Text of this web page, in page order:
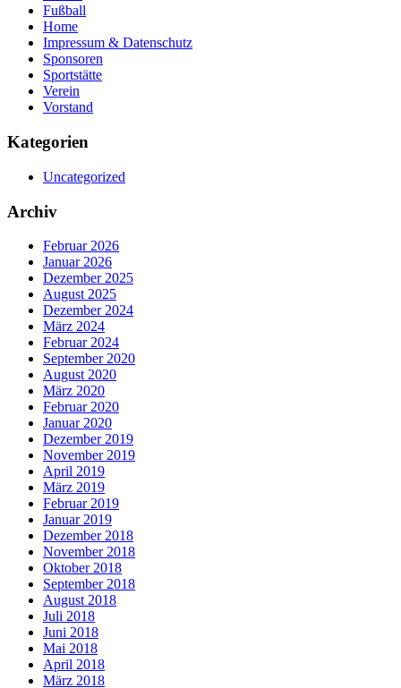
Fußball
Home
Impressum & Datenschutz
Sponsoren
Sportstätte
Verein
Vorstand
Kategorien
Uncategorized
Archiv
Februar 2026
Januar 2026
Dezember 2025
August 2025
Dezember 2024
März 2024
Februar 2024
September 2020
August 2020
März 2020
Februar 2020
Januar 2020
Dezember 2019
November 2019
April 2019
März 2019
Februar 2019
Januar 2019
Dezember 2018
November 2018
Oktober 2018
September 2018
August 2018
Juli 2018
Juni 2018
Mai 2018
April 2018
März 2018